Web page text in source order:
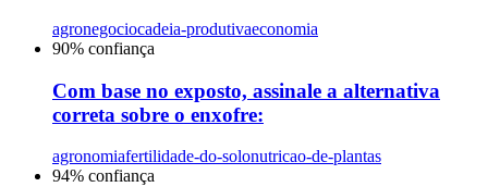
agronegociocadeia-produtivaeconomia
90% confiança
Com base no exposto, assinale a alternativa
correta sobre o enxofre:
agronomiafertilidade-do-solonutricao-de-plantas
94% confiança